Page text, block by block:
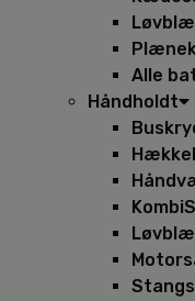
Alle
Håndholdt